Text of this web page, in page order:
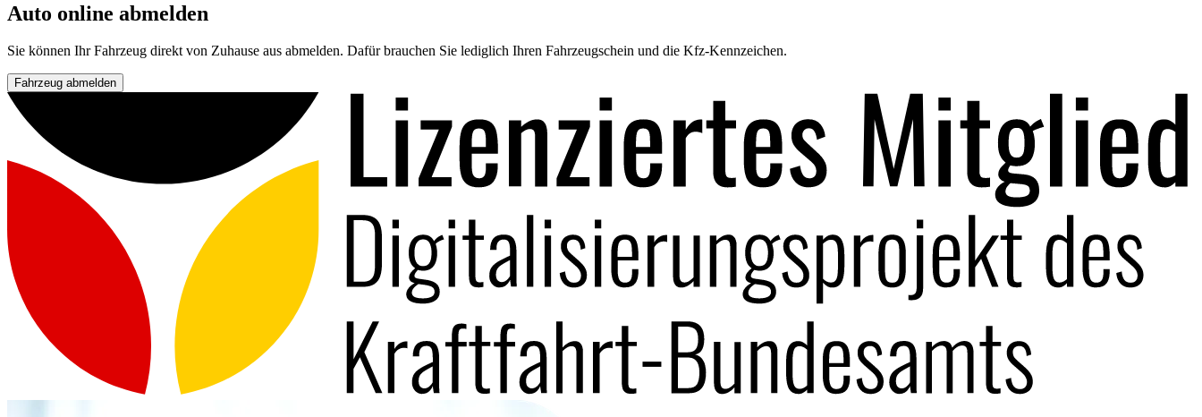
Auto online abmelden
Sie können Ihr Fahrzeug direkt von Zuhause aus abmelden. Dafür brauchen Sie lediglich Ihren Fahrzeugschein und die Kfz-Kennzeichen.
Fahrzeug abmelden